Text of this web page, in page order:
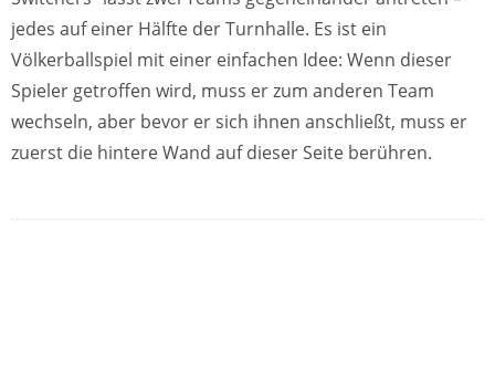
jedes auf einer Hälfte der Turnhalle. Es ist ein
Völkerballspiel mit einer einfachen Idee: Wenn dieser
Spieler getroffen wird, muss er zum anderen Team
wechseln, aber bevor er sich ihnen anschließt, muss er
zuerst die hintere Wand auf dieser Seite berühren.